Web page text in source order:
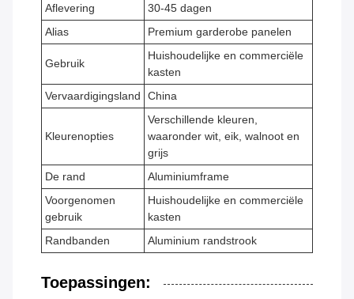
Aflevering
30-45 dagen
Alias
Premium garderobe panelen
Gebruik
Huishoudelijke en commerciële
kasten
Vervaardigingsland
China
Kleurenopties
Verschillende kleuren,
waaronder wit, eik, walnoot en
grijs
De rand
Aluminiumframe
Voorgenomen
gebruik
Huishoudelijke en commerciële
kasten
Randbanden
Aluminium randstrook
Toepassingen: